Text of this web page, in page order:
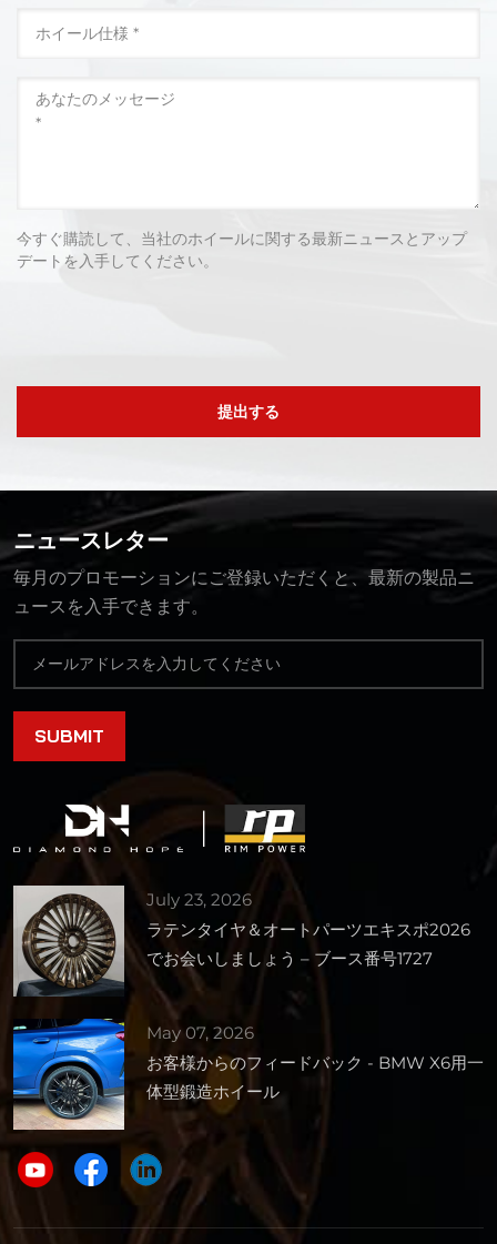
今すぐ購読して、当社のホイールに関する最新ニュースとアップ
デートを入手してください。
提出する
ニュースレター
毎月のプロモーションにご登録いただくと、最新の製品ニ
ュースを入手できます。
July 23, 2026
ラテンタイヤ＆オートパーツエキスポ2026
でお会いしましょう – ブース番号1727
May 07, 2026
お客様からのフィードバック - BMW X6用一
体型鍛造ホイール